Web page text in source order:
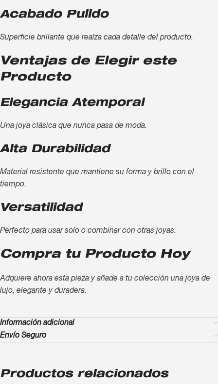
Acabado Pulido
Superficie brillante que realza cada detalle del producto.
Ventajas de Elegir este
Producto
Elegancia Atemporal
Una joya clásica que nunca pasa de moda.
Alta Durabilidad
Material resistente que mantiene su forma y brillo con el
tiempo.
Versatilidad
Perfecto para usar solo o combinar con otras joyas.
Compra tu Producto Hoy
Adquiere ahora esta pieza y añade a tu colección una joya de
lujo, elegante y duradera.
Información adicional
Envío Seguro
Productos relacionados